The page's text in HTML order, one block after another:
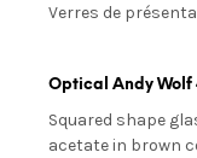
Verres de
Optical Andy Wolf
Squared shape
acetate in brown